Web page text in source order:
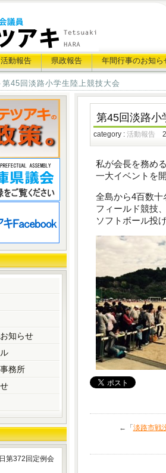
活動報告 県政報告 年間行事のお知ら
第45回淡路小学生陸上競技大会
第45回淡路小
category : 活動報告
私が会長を務め
一大イベントを
全島から4百数
フィールド競技
ソフトボール投
←「 淡路市戦
知らせ
務所
第372回定例会